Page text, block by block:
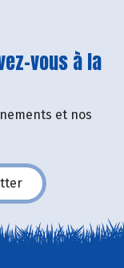
vous à la
et nos